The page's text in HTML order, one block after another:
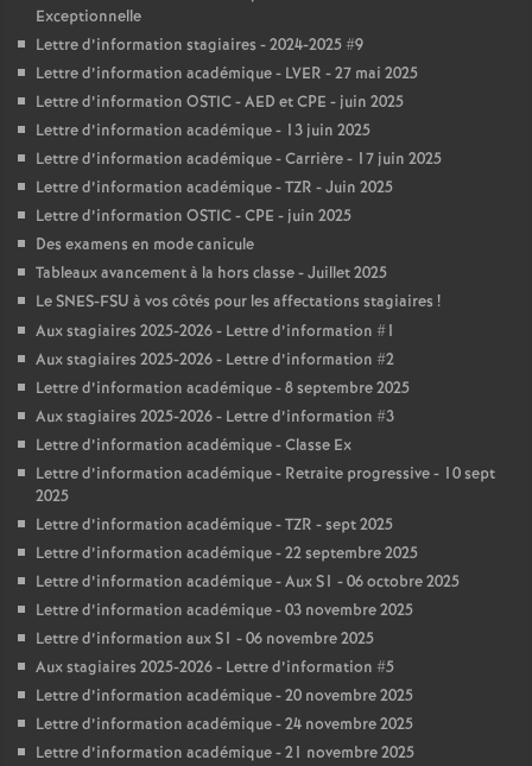
Exceptionnelle
Lettre d’information stagiaires - 2024-2025 #9
Lettre d’information académique - LVER - 27 mai 2025
Lettre d’information OSTIC - AED et CPE - juin 2025
Lettre d’information académique - 13 juin 2025
Lettre d’information académique - Carrière - 17 juin 2025
Lettre d’information académique - TZR - Juin 2025
Lettre d’information OSTIC - CPE - juin 2025
Des examens en mode canicule
Tableaux avancement à la hors classe - Juillet 2025
Le SNES-FSU à vos côtés pour les affectations stagiaires !
Aux stagiaires 2025-2026 - Lettre d’information #1
Aux stagiaires 2025-2026 - Lettre d’information #2
Lettre d’information académique - 8 septembre 2025
Aux stagiaires 2025-2026 - Lettre d’information #3
Lettre d’information académique - Classe Ex
Lettre d’information académique - Retraite progressive - 10 sept
2025
Lettre d’information académique - TZR - sept 2025
Lettre d’information académique - 22 septembre 2025
Lettre d’information académique - Aux S1 - 06 octobre 2025
Lettre d’information académique - 03 novembre 2025
Lettre d’information aux S1 - 06 novembre 2025
Aux stagiaires 2025-2026 - Lettre d’information #5
Lettre d’information académique - 20 novembre 2025
Lettre d’information académique - 24 novembre 2025
Lettre d’information académique - 21 novembre 2025